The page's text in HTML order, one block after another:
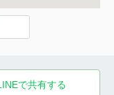
で共有する